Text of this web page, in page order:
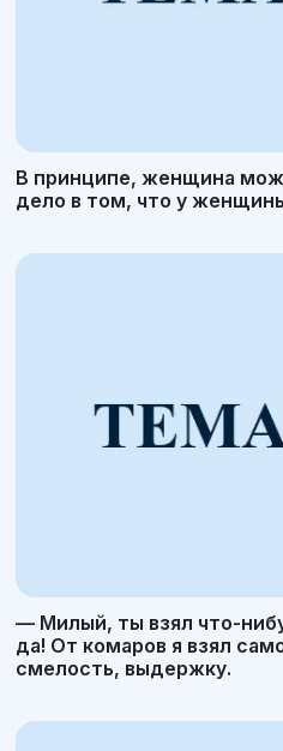
В принципе, женщина
дело в том, что у
— Милый, ты взял что-
да! От комаров я взял
смелость, выдержку.